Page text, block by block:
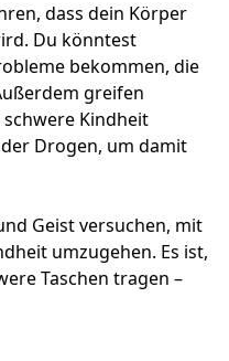
dass dein Körper
Du könntest
bekommen, die
greifen
schwere Kindheit
Drogen, um damit
Geist versuchen, mit
umzugehen. Es ist,
Taschen tragen –